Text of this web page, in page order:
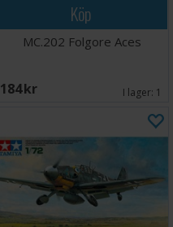
Köp
MC.202 Folgore Aces
184 SEK I lager: 1